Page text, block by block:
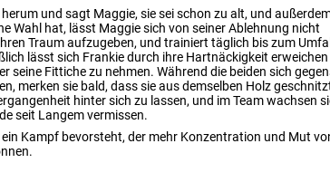
und sagt Maggie, sie sei schon zu alt, und
Wahl hat, lässt Maggie sich von seiner Ablehnung nicht
Traum aufzugeben, und trainiert täglich bis zum
lässt sich Frankie durch ihre Hartnäckigkeit
seine Fittiche zu nehmen. Während die beiden sich
merken sie bald, dass sie aus demselben Holz
hinter sich zu lassen, und im Team wachsen
seit Langem vermissen.
Kampf bevorsteht, der mehr Konzentration und Mut